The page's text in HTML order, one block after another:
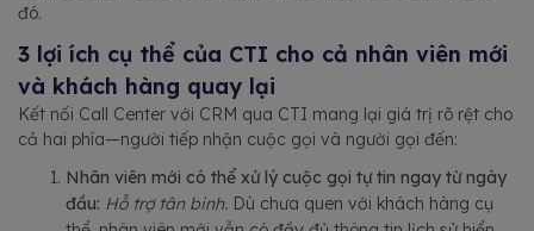
đó.
3 lợi ích cụ thể của CTI cho cả nhân viên mới
và khách hàng quay lại
Kết nối Call Center với CRM qua CTI mang lại giá trị rõ rệt cho
cả hai phía—người tiếp nhận cuộc gọi và người gọi đến:
Nhân viên mới có thể xử lý cuộc gọi tự tin ngay từ ngày
đầu: Hỗ trợ tân binh. Dù chưa quen với khách hàng cụ